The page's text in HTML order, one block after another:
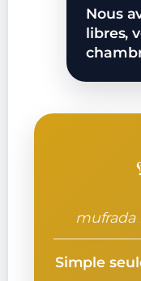
Nous
libres,
mufrada
Simple